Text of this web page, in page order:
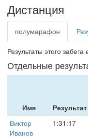
Дистанция
полумарафон
Результаты этого
Отдельные
Имя Результат
Виктор
Иванов
1:31:17